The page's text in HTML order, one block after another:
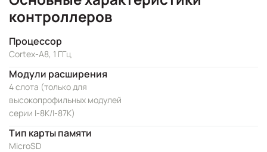
контроллеров
Процессор
Cortex-A8, 1 ГГц
Модули расширения
4 слота (только для
высокопрофильных модулей
серии I-8K/I-87K)
Тип карты памяти
MicroSD